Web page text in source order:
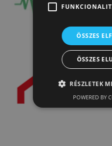
ÖSSZES
ÖSSZES
RÉSZLETEK
POWERED BY